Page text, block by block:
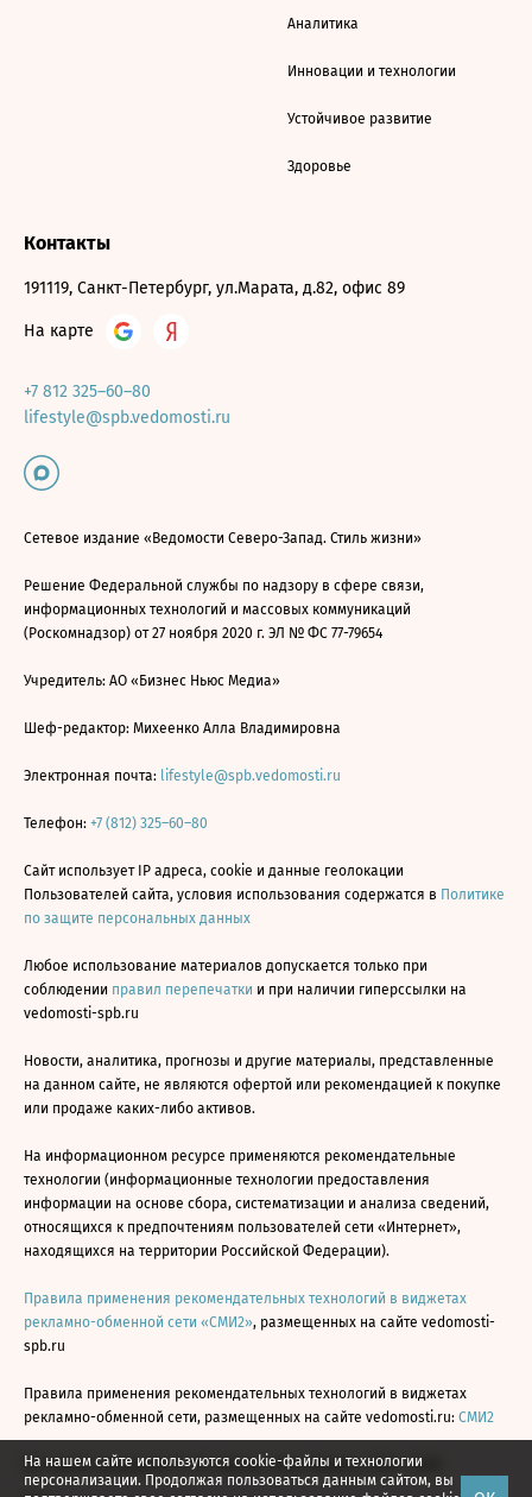
На нашем сайте используются cookie-файлы и технологии
персонализации. Продолжая пользоваться данным сайтом, вы
Аналитика
Инновации и технологии
Устойчивое развитие
Здоровье
Контакты
191119, Санкт-Петербург, ул.Марата, д.82, офис 89
На карте
+7 812 325–60–80
lifestyle@spb.vedomosti.ru
Сетевое издание «Ведомости Северо-Запад. Стиль жизни»
Решение Федеральной службы по надзору в сфере связи,
информационных технологий и массовых коммуникаций
(Роскомнадзор) от 27 ноября 2020 г. ЭЛ № ФС 77-79654
Учредитель: АО «Бизнес Ньюс Медиа»
Шеф-редактор: Михеенко Алла Владимировна
Электронная почта: lifestyle@spb.vedomosti.ru
Телефон: +7 (812) 325–60–80
Сайт использует IP адреса, cookie и данные геолокации
Пользователей сайта, условия использования содержатся в Политике
по защите персональных данных
Любое использование материалов допускается только при
соблюдении правил перепечатки и при наличии гиперссылки на
vedomosti-spb.ru
Новости, аналитика, прогнозы и другие материалы, представленные
на данном сайте, не являются офертой или рекомендацией к покупке
или продаже каких-либо активов.
На информационном ресурсе применяются рекомендательные
технологии (информационные технологии предоставления
информации на основе сбора, систематизации и анализа сведений,
относящихся к предпочтениям пользователей сети «Интернет»,
находящихся на территории Российской Федерации).
Правила применения рекомендательных технологий в виджетах
рекламно-обменной сети «СМИ2», размещенных на сайте vedomosti-
spb.ru
Правила применения рекомендательных технологий в виджетах
рекламно-обменной сети, размещенных на сайте vedomosti.ru: СМИ2
Все права защищены © АО «Бизнес Ньюс Медиа», 2024 - 2026